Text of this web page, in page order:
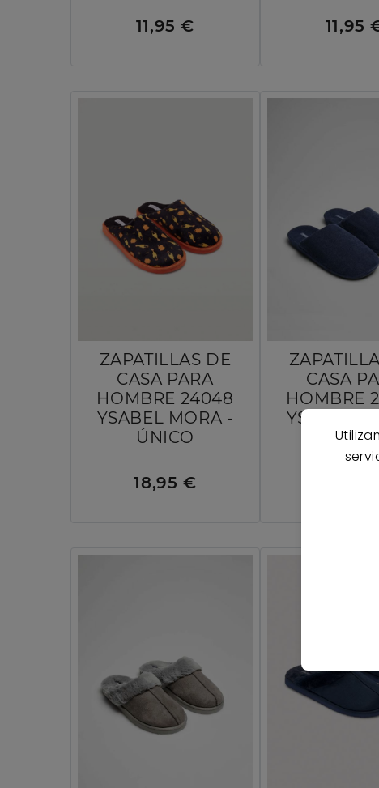
11,95 € 11,95
ZAPATILLAS DE
CASA PARA
HOMBRE 24048
YSABEL MORA -
ÚNICO
18,95 €
CASA
HOMBRE
YSABEL